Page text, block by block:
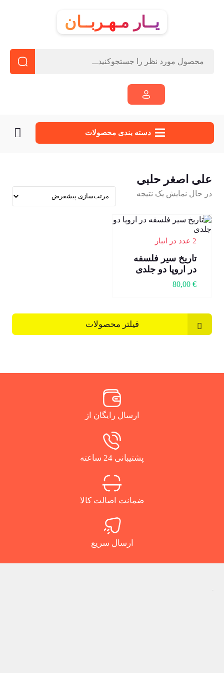
یــار مـهـربــان
دسته‌ بندی محصولات
علی اصغر حلبی
در حال نمایش یک نتیجه
2 عدد در انبار
تاریخ سیر فلسفه
در اروپا دو جلدی
80,00 €
فیلتر محصولات
ارسال رایگان از
پشتیبانی 24 ساعته
ضمانت اصالت کالا
ارسال سریع
.